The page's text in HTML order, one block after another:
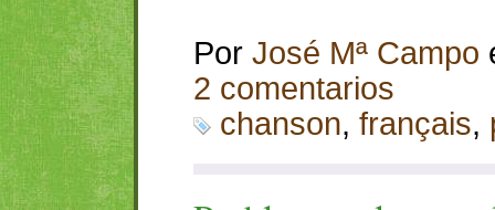
Por José Mª Campo
2 comentarios
chanson, français,